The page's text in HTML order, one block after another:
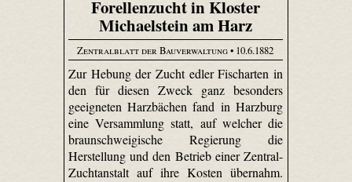
Forellenzucht in Kloster
Michaelstein am Harz
Zentralblatt der Bauverwaltung• 10.6.1882
Zur Hebung der Zucht edler Fischarten in
den für diesen Zweck ganz besonders
geeigneten Harz­bächen fand in Harzburg
eine Versammlung statt, auf welcher die
braunschweigische Regierung die
Herstellung und den Betrieb einer Zentral-
Zuchtanstalt auf ihre Kosten übernahm.